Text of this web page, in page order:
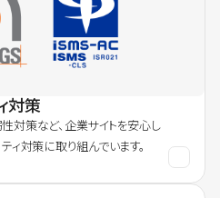
対策
対策など、企業サイトを安心し
ィ対策に取り組んでいます。